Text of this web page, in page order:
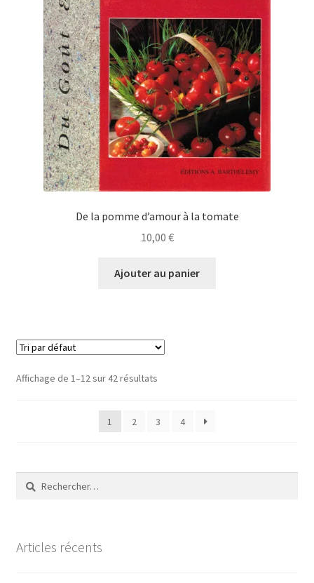
De la pomme d’amour à la tomate
10,00 €
Ajouter au panier
Affichage de 1–12 sur 42 résultats
1 2 3 4
Rechercher :
Articles récents